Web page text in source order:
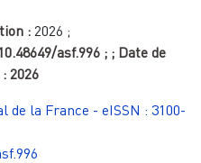
: 2026 ;
asf.996 ; ; Date de
2026
de la France - eISSN : 3100-